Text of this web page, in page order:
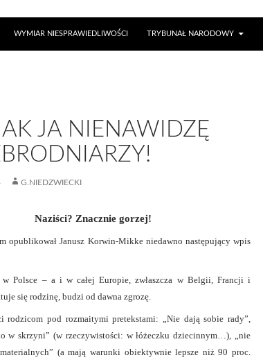
WYMIAR NIESPRAWIEDLIWOŚCI TRYBUNAŁ NARODOWY
JA NIENAWIDZĘ
G.NIEDZWIECKI
Naziści? Znacznie gorzej!
opublikował Janusz Korwin-Mikke niedawno następujący wpis
w Polsce – a i w całej Europie, zwłaszcza w Belgii, Francji i
się rodzinę, budzi od dawna zgrozę.
rodzicom pod rozmaitymi pretekstami: „Nie dają sobie rady”,
w skrzyni” (w rzeczywistości: w łóżeczku dziecinnym…), „nie
(a mają warunki obiektywnie lepsze niż 90 proc.